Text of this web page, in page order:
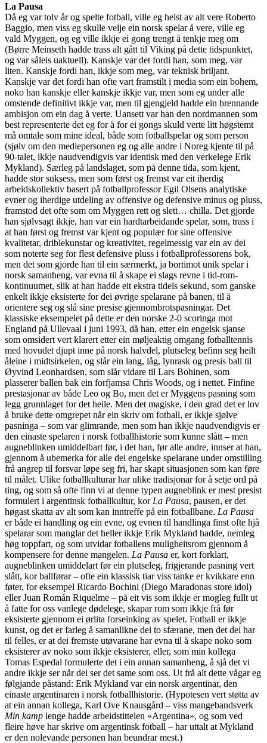
La Pausa
Då eg var tolv år og spelte fotball, ville eg helst av alt vere Roberto
Baggio, men viss eg skulle velje ein norsk spelar å vere, ville eg
vald Myggen, og eg ville ikkje ei gong trengt å tenkje meg om
(Børre Meinseth hadde trass alt gått til Viking på dette tidspunktet,
og var såleis uaktuell). Kanskje var det fordi han, som meg, var
liten. Kanskje fordi han, ikkje som meg, var teknisk briljant.
Kanskje var det fordi han ofte vart framstilt i media som ein bohem,
noko han kanskje eller kanskje ikkje var, men som eg under alle
omstende definitivt ikkje var, men til gjengjeld hadde ein brennande
ambisjon om ein dag å verte. Uansett var han den nordmannen som
best representerte det eg for å for ei gongs skuld verte litt høgstemt
må omtale som mine ideal, både som fotballspelar og som person
(sjølv om den mediepersonen eg og alle andre i Noreg kjente til på
90-talet, ikkje naudvendigvis var identisk med den verkelege Erik
Mykland). Særleg på landslaget, som på denne tida, som kjent,
hadde stor suksess, men som først og fremst var eit iherdig
arbeidskollektiv basert på fotballprofessor Egil Olsens analytiske
evner og iherdige utdeling av offensive og defensive minus og pluss,
framstod det ofte som om Myggen rett og slett… chilla. Det gjorde
han sjølvsagt ikkje, han var ein hardtarbeidande spelar, som, trass i
at han først og fremst var kjent og populær for sine offensive
kvalitetar, driblekunstar og kreativitet, regelmessig var ein av dei
som noterte seg for flest defensive pluss i fotballprofessorens bok,
men det som gjorde han til ein særmerkt, ja bortimot unik spelar i
norsk samanheng, var evna til å skape ei slags revne i tid-rom-
kontinuumet, slik at han hadde eit ekstra tidels sekund, som ganske
enkelt ikkje eksisterte for dei øvrige spelarane på banen, til å
orientere seg og slå sine presise gjennombrotspasningar. Det
klassiske eksempelet på dette er den norske 2-0 scoringa mot
England på Ullevaal i juni 1993, då han, etter ein engelsk sjanse
som omsidert vert klarert etter ein møljeaktig omgang fotballtennis
med hovudet djupt inne på norsk halvdel, plutseleg befinn seg heilt
åleine i midtsirkelen, og slår ein lang, låg, lynrask og presis ball til
Øyvind Leonhardsen, som slår vidare til Lars Bohinen, som
plasserer ballen bak ein forfjamsa Chris Woods, og i nettet. Finfine
prestasjonar av både Leo og Bo, men det er Myggens pasning som
legg grunnlaget for det heile. Men det magiske, i den grad det er lov
å bruke dette omgrepet når ein skriv om fotball, er ikkje sjølve
pasninga – som var glimrande, men som han ikkje naudvendigvis er
den einaste spelaren i norsk fotballhistorie som kunne slått – men
augneblinken umiddelbart før, i det han, før alle andre, innser at han,
gjennom å ubemerka for alle dei engelske spelarane under omstilling
frå angrep til forsvar løpe seg fri, har skapt situasjonen som kan føre
til målet. Ulike fotballkulturar har ulike tradisjonar for å setje ord på
ting, og som så ofte finn vi at denne typen augneblink er mest presist
formulert i argentinsk fotballkultur, kor La Pausa, pausen, er det
høgast skatta av alt som kan inntreffe på ein fotballbane. La Pausa
er både ei handling og ein evne, og evnen til handlinga finst ofte hjå
spelarar som manglar det heller ikkje Erik Mykland hadde, nemleg
høg toppfart, og som utvidar fotballens muligheitsrom gjennom å
kompensere for denne mangelen. La Pausa er, kort forklart,
augneblinken umiddelart før ein plutseleg, frigjerande pasning vert
slått, kor ballførar – ofte ein klassisk tiar viss tanke er kvikkare enn
føter, for eksempel Ricardo Bochini (Diego Maradonas store idol)
eller Juan Román Riquelme – på eit vis som ikkje er mogleg fullt ut
å fatte for oss vanlege dødelege, skapar rom som ikkje frå før
eksisterte gjennom ei ørlita forseinking av spelet. Fotball er ikkje
kunst, og det er farleg å samanlikne dei to sfærane, men det dei har
til felles, er at dei fremste utøvarane har evna til å skape noko som
eksisterer av noko som ikkje eksisterer, eller, som min kollega
Tomas Espedal formulerte det i ein annan samanheng, å sjå det vi
andre ikkje ser når dei ser det same som oss. Ut frå alt dette vågar eg
følgjande påstand: Erik Mykland var ein norsk argentinar, den
einaste argentinaren i norsk fotballhistorie. (Hypotesen vert støtta av
at ein annan kollega, Karl Ove Knausgård – viss mangebandsverk
Min kamp lenge hadde arbeidstittelen «Argentina», og som ved
fleire høve har skrive om argentinsk fotball – har uttalt at Mykland
er den nolevande personen han beundrar mest.)